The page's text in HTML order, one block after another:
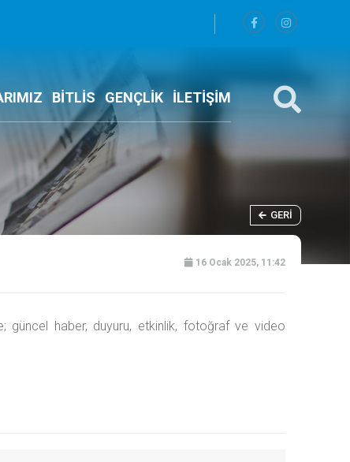
BİTLİS GENÇLİK İLETİŞİM
GERI
16 Ocak 2025, 11:42
güncel haber, duyuru, etkinlik, fotoğraf ve video